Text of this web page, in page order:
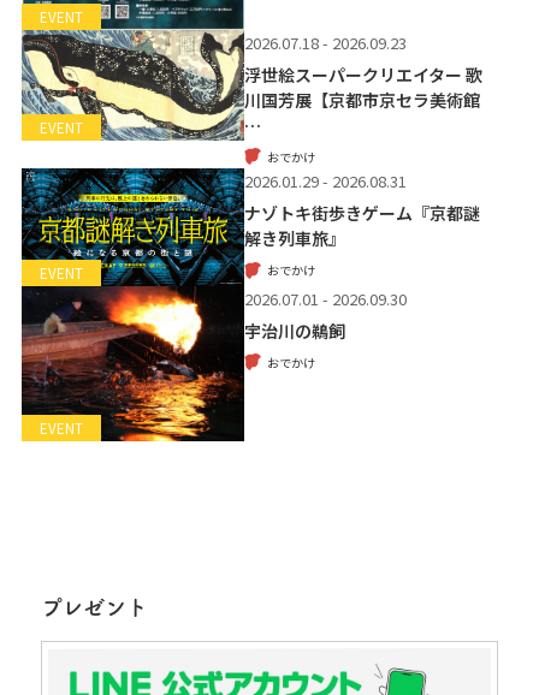
EVENT
EVENT
2026.07.18 - 2026.09.23
浮世絵スーパークリエイター 歌
川国芳展【京都市京セラ美術館
…
おでかけ
EVENT
2026.01.29 - 2026.08.31
ナゾトキ街歩きゲーム『京都謎
解き列車旅』
おでかけ
EVENT
2026.07.01 - 2026.09.30
宇治川の鵜飼
おでかけ
プレゼント